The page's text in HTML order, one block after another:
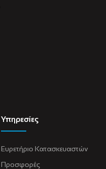
Υπηρεσίες
Ευρετήριο Κατασκευαστών
Προσφορές